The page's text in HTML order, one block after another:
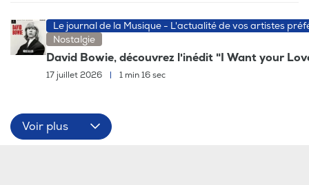
Le journal de la Musique - L'actualité de vos artistes
Nostalgie
David Bowie, découvrez l'inédit "I Want your
17 juillet 2026 1 min 16 sec
Voir plus